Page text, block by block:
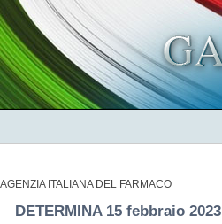
AGENZIA ITALIANA DEL FARMACO
DETERMINA 15 febbraio 2023